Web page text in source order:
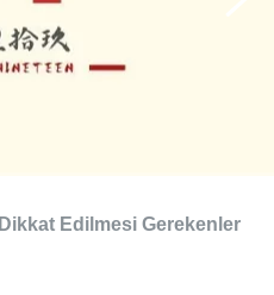
Dikkat Edilmesi Gerekenler